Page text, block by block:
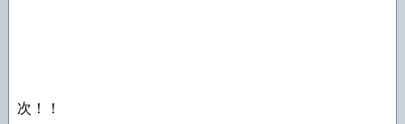
次！！